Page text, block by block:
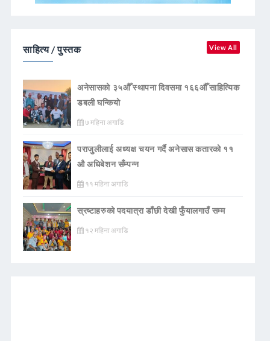
साहित्य / पुस्तक View All
अनेसासको ३५औँ स्थापना दिवसमा १६६औँ साहित्यिक
डबली घन्कियाे
७ महिना अगाडि
पराजुलीलाई अध्यक्ष चयन गर्दै अनेसास कतारको ११
औ अधिबेशन सँम्पन्न
११ महिना अगाडि
स्रष्टाहरुको पदयात्रा डाँछी देखी फुँयालगाउँ सम्म
१२ महिना अगाडि